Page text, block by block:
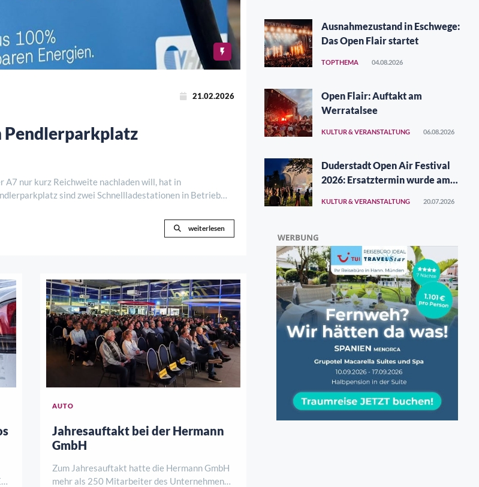
21.02.2026
Pendlerparkplatz
nur kurz Reichweite nachladen will, hat in
sind zwei Schnellladestationen in Betrieb
weiterlesen
AUTO
Jahresauftakt bei der Hermann
GmbH
Zum Jahresauftakt hatte die Hermann GmbH
mehr als 250 Mitarbeiter des Unternehmens
Ausnahmezustand in Eschwege:
Das Open Flair startet
TOPTHEMA 04.08.2026
Open Flair: Auftakt am
Werratalsee
KULTUR & VERANSTALTUNG 06.08.2026
Duderstadt Open Air Festival
2026: Ersatztermin wurde am
KULTUR & VERANSTALTUNG 20.07.2026